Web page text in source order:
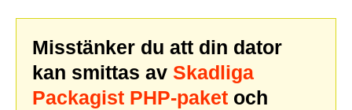
Misstänker du att din dator
kan smittas av Skadliga
Packagist PHP-paket och